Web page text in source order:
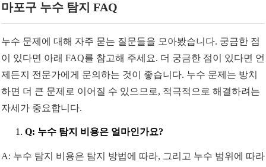
마포구 누수 탐지 FAQ
누수 문제에 대해 자주 묻는 질문들을 모아봤습니다. 궁금한 점
이 있다면 아래 FAQ를 참고해 주세요. 더 궁금한 점이 있다면 언
제든지 전문가에게 문의하는 것이 좋습니다. 누수 문제는 방치
하면 더 큰 문제로 이어질 수 있으므로, 적극적으로 해결하려는
자세가 중요합니다.
Q: 누수 탐지 비용은 얼마인가요?
A: 누수 탐지 비용은 탐지 방법에 따라, 그리고 누수 범위에 따라